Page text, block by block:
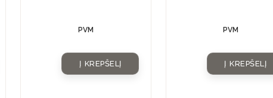
PVM
Į KREPŠELĮ
PVM
Į KREPŠELĮ